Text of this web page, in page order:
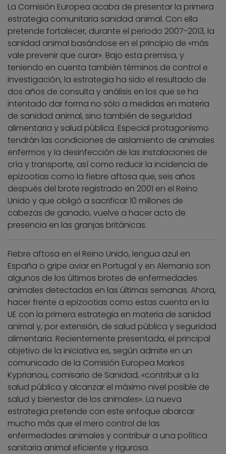
La Comisión Europea acaba de presentar la primera
estrategia comunitaria sanidad animal. Con ella
pretende fortalecer, durante el periodo 2007-2013, la
sanidad animal basándose en el principio de «más
vale prevenir que curar». Bajo esta premisa, y
teniendo en cuenta también términos de control e
investigación, la estrategia ha sido el resultado de
dos años de consulta y análisis en los que se ha
intentado dar forma no sólo a medidas en materia
de sanidad animal, sino también de seguridad
alimentaria y salud pública. Especial protagonismo
tendrán las condiciones de aislamiento de animales
enfermos y la desinfección de las instalaciones de
cría y transporte, así como reducir la incidencia de
epizootias como la fiebre aftosa que, seis años
después del brote registrado en 2001 en el Reino
Unido y que obligó a sacrificar 10 millones de
cabezas de ganado, vuelve a hacer acto de
presencia en las granjas británicas.
Fiebre aftosa en el Reino Unido, lengua azul en
España o gripe aviar en Portugal y en Alemania son
algunos de los últimos brotes de enfermedades
animales detectadas en las últimas semanas. Ahora,
hacer frente a epizootias como estas cuenta en la
UE con la primera estrategia en materia de sanidad
animal y, por extensión, de salud pública y seguridad
alimentaria. Recientemente presentada, el principal
objetivo de la iniciativa es, según admite en un
comunicado de la Comisión Europea Markos
Kyprianou, comisario de Sanidad, «contribuir a la
salud pública y alcanzar el máximo nivel posible de
salud y bienestar de los animales». La nueva
estrategia pretende con este enfoque abarcar
mucho más que el mero control de las
enfermedades animales y contribuir a una política
sanitaria animal eficiente y rigurosa.